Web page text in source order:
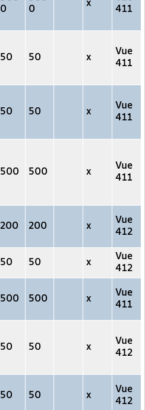
0
0
x
411
50 50 x
Vue
411
50 50 x
Vue
411
500 500 x
Vue
411
200 200 x
Vue
412
50 50 x
Vue
412
500 500 x
Vue
411
50 50 x
Vue
412
50 50 x
Vue
412